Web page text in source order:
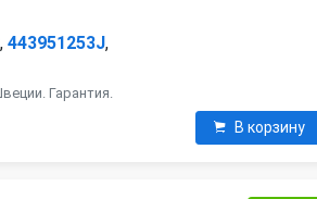
,443951253J,
Гарантия.
В корзину